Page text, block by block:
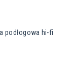
podłogowa hi-fi